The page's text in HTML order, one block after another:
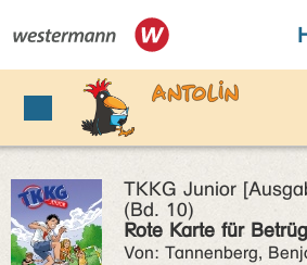
TKKG Junior
(Bd. 10)
Rote Karte für
Von: Tannenberg,